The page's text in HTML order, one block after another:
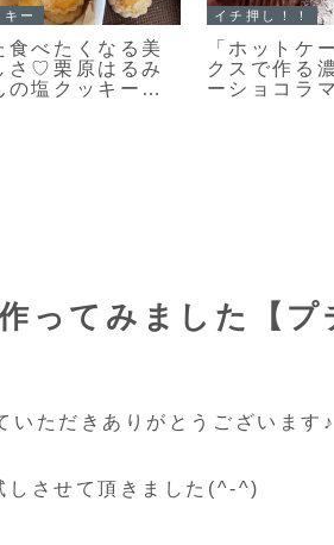
キー
やつ何がい
」あっという間
くなります♡栗
スコーン
【レシピ】
ルで作るス
やってみた
ってみました【プ
ただきありがとうございます♪
しさせて頂きました(^-^)